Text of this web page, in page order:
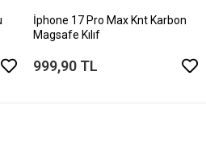
İphone 17 Pro Max Knt Karbon
Magsafe Kılıf
999,90 TL